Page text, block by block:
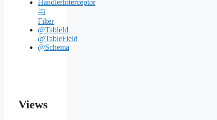
HandlerInterceptor
与
Filter
@TableId
@TableField
@Schema
Views